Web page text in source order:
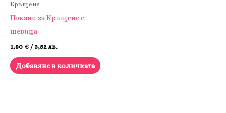
Кръщене
Покани за Кръщене с
шевица
1,80 € / 3,52 лв.
Добавяне в количката